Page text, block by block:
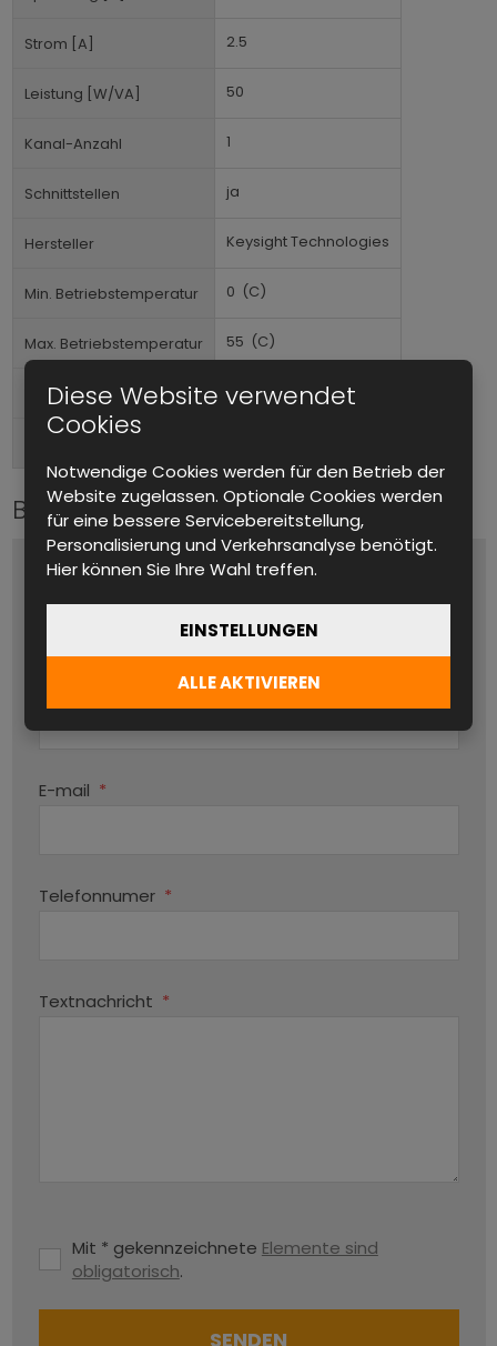
Strom [A] 2.5
Leistung [W/VA] 50
Kanal-Anzahl 1
Schnittstellen ja
Hersteller Keysight Technologies
Min. Betriebstemperatur 0 (C)
Max. Betriebstemperatur 55 (C)
Formfaktor Im Rack montierbar
Bitte kontaktieren Sie uns
Name und Vorname *
E-mail *
Telefonnumer *
Textnachricht *
Mit * gekennzeichnete Elemente sind
obligatorisch.
SENDEN
Diese Website verwendet
Cookies
Notwendige Cookies werden für den Betrieb der
Website zugelassen. Optionale Cookies werden
für eine bessere Servicebereitstellung,
Personalisierung und Verkehrsanalyse benötigt.
Hier können Sie Ihre Wahl treffen.
EINSTELLUNGEN
ALLE AKTIVIEREN